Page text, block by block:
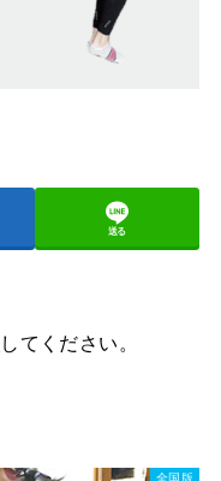
送る
してください。